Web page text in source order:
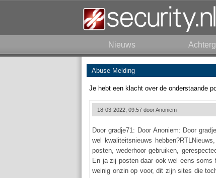
Nieuws
Abuse Melding
Je hebt een klacht over de onderstaande
18-03-2022, 09:57 doorAnoniem
Door gradje71: Door Anoniem: Door
wel kwaliteitsnieuws
posten, wederhoor gebruiken,
En ja zij posten daar ook wel eens
weinig onzin op voor, dit zijn sites die